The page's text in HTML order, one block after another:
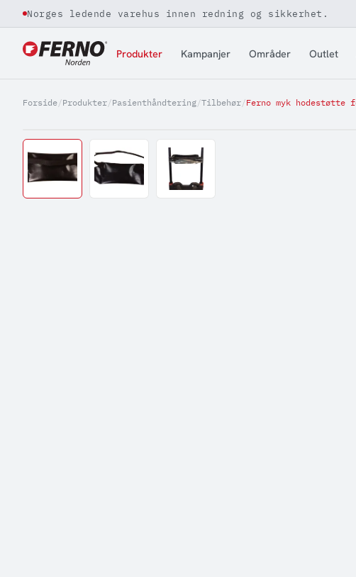
Jump to content
Norges ledende varehus innen redning og sikkerhet.
Produkter Kampanjer Områder Outlet
Forside/Produkter/Pasienthåndtering/Tilbehør/